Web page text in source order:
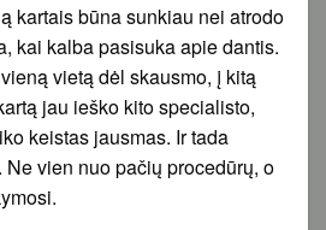
kartais būna sunkiau nei atrodo
kai kalba pasisuka apie dantis.
vietą dėl skausmo, į kitą
jau ieško kito specialisto,
keistas jausmas. Ir tada
vien nuo pačių procedūrų, o